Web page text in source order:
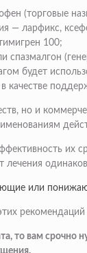
(торговые
— ларфикс,
100;
спазмалгон
будет
но и
их
лечения
или
то вам